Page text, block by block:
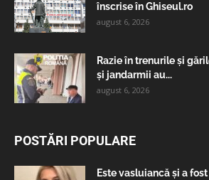
înscrise în Ghiseul.ro
august 6, 2026
Razie în trenurile și
și jandarmii au...
august 6, 2026
POSTĂRI POPULARE
Este vasluiancă și a